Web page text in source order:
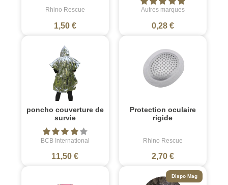
Rhino Rescue
1,50 €
Autres marques
0,28 €
poncho couverture de
survie
BCB International
11,50 €
Protection oculaire
rigide
Rhino Rescue
2,70 €
Dispo Mag